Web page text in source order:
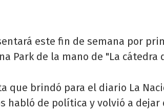
este fin de semana por
Park de la mano de "La cátedra
que brindó para el diario La
habló de política y volvió a dejar